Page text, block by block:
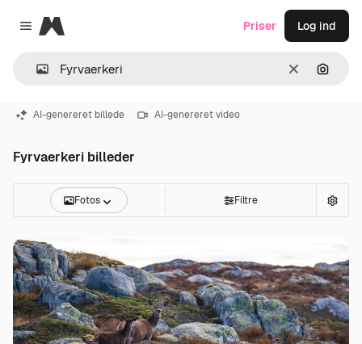
Close menu
Magnific
Klar Søg
Priser Log ind
AI-genereret billede AI-genereret video
Fyrvaerkeri billeder
Fotos Filtre